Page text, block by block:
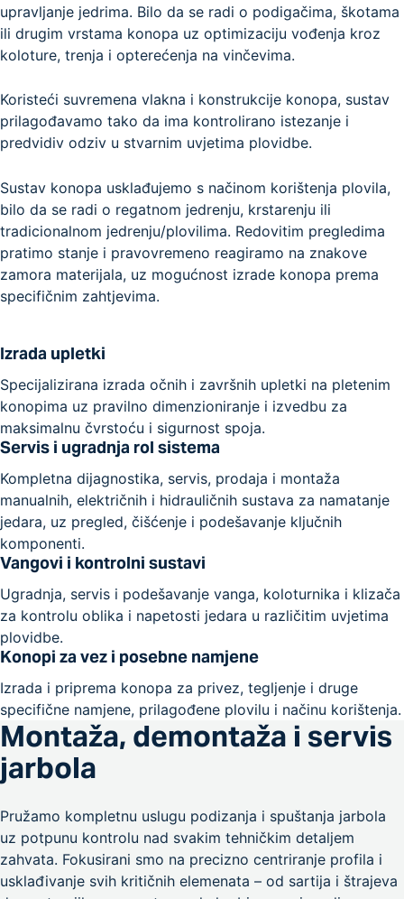
upravljanje jedrima. Bilo da se radi o podigačima, škotama
ili drugim vrstama konopa uz optimizaciju vođenja kroz
koloture, trenja i opterećenja na vinčevima.
Koristeći suvremena vlakna i konstrukcije konopa, sustav
prilagođavamo tako da ima kontrolirano istezanje i
predvidiv odziv u stvarnim uvjetima plovidbe.
Sustav konopa usklađujemo s načinom korištenja plovila,
bilo da se radi o regatnom jedrenju, krstarenju ili
tradicionalnom jedrenju/plovilima. Redovitim pregledima
pratimo stanje i pravovremeno reagiramo na znakove
zamora materijala, uz mogućnost izrade konopa prema
specifičnim zahtjevima.
Izrada upletki
Specijalizirana izrada očnih i završnih upletki na pletenim
konopima uz pravilno dimenzioniranje i izvedbu za
maksimalnu čvrstoću i sigurnost spoja.
Servis i ugradnja rol sistema
Kompletna dijagnostika, servis, prodaja i montaža
manualnih, električnih i hidrauličnih sustava za namatanje
jedara, uz pregled, čišćenje i podešavanje ključnih
komponenti.
Vangovi i kontrolni sustavi
Ugradnja, servis i podešavanje vanga, koloturnika i klizača
za kontrolu oblika i napetosti jedara u različitim uvjetima
plovidbe.
Konopi za vez i posebne namjene
Izrada i priprema konopa za privez, tegljenje i druge
specifične namjene, prilagođene plovilu i načinu korištenja.
Montaža, demontaža i servis
jarbola
Pružamo kompletnu uslugu podizanja i spuštanja jarbola
uz potpunu kontrolu nad svakim tehničkim detaljem
zahvata. Fokusirani smo na precizno centriranje profila i
usklađivanje svih kritičnih elemenata – od sartija i štrajeva